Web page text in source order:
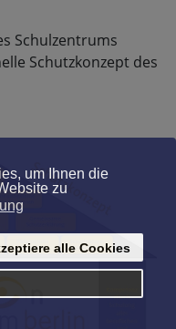
Schulzentrums
Schutzkonzept des